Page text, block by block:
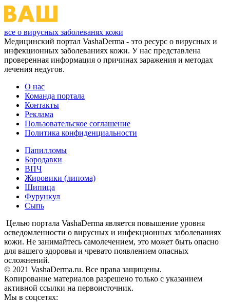
все о вирусных заболеванях кожи
Медицинский портал VashaDerma - это ресурс о вирусных и
инфекционных заболеваниях кожи. У нас представлена
проверенная информация о причинах заражения и методах
лечения недугов.
О нас
Команда портала
Контакты
Реклама
Пользовательское соглашение
Политика конфиденциальности
Папилломы
Бородавки
ВПЧ
Жировики (липома)
Шипица
Фурункул
Сыпь
Целью портала VashaDerma является повышение уровня
осведомленности о вирусных и инфекционных заболеваниях
кожи. Не занимайтесь самолечением, это может быть опасно
для вашего здоровья и чревато появлением опасных
осложнений.
© 2021 VashaDerma.ru. Все права защищены.
Копирование материалов разрешено только с указанием
активной ссылки на первоисточник.
Мы в соцсетях: